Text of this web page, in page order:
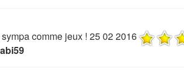
comme jeux ! 25 02 2016